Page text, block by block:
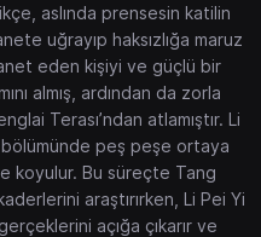
aslında prensesin katilin
uğrayıp haksızlığa maruz
eden kişiyi ve güçlü bir
almış, ardından da zorla
Terası’ndan atlamıştır. Li
bölümünde peş peşe ortaya
koyulur. Bu süreçte Tang
araştırırken, Li Pei Yi
açığa çıkarır ve